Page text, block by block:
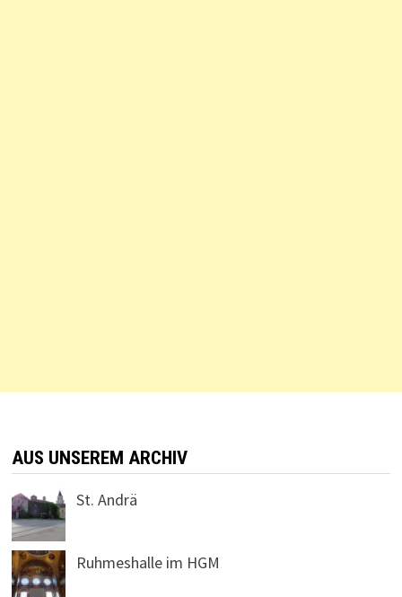
AUS UNSEREM ARCHIV
St. Andrä
Ruhmeshalle im HGM